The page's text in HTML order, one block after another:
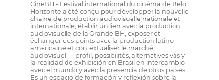
CineBH - Festival international du cinéma de Belo
Horizonte a été conçu pour développer la nouvelle
chaîne de production audiovisuelle nationale et
internationale, établir un lien avec la production
audiovisuelle de la Grande BH, exposer et
échanger des points avec la production latino-
américaine et contextualiser le marché
audiovisuel — profil, possibilités, alternatives vas y
la realidad de exhibición en Brasil en intercambio
avec el mundo y avec la presencia de otros países.
Es un espacio de formación y reflexión sobre la